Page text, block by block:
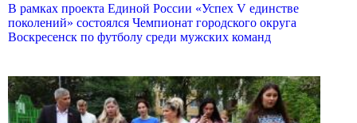
В рамках проекта Единой России «Успех V единстве
поколений» состоялся Чемпионат городского округа
Воскресенск по футболу среди мужских команд